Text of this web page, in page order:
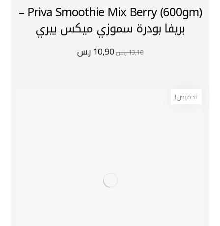
Priva Smoothie Mix Berry (600gm) –
بريفا بودرة سموزي ميكس بيري
13,10ر.س10,90ر.س
تخفيض!